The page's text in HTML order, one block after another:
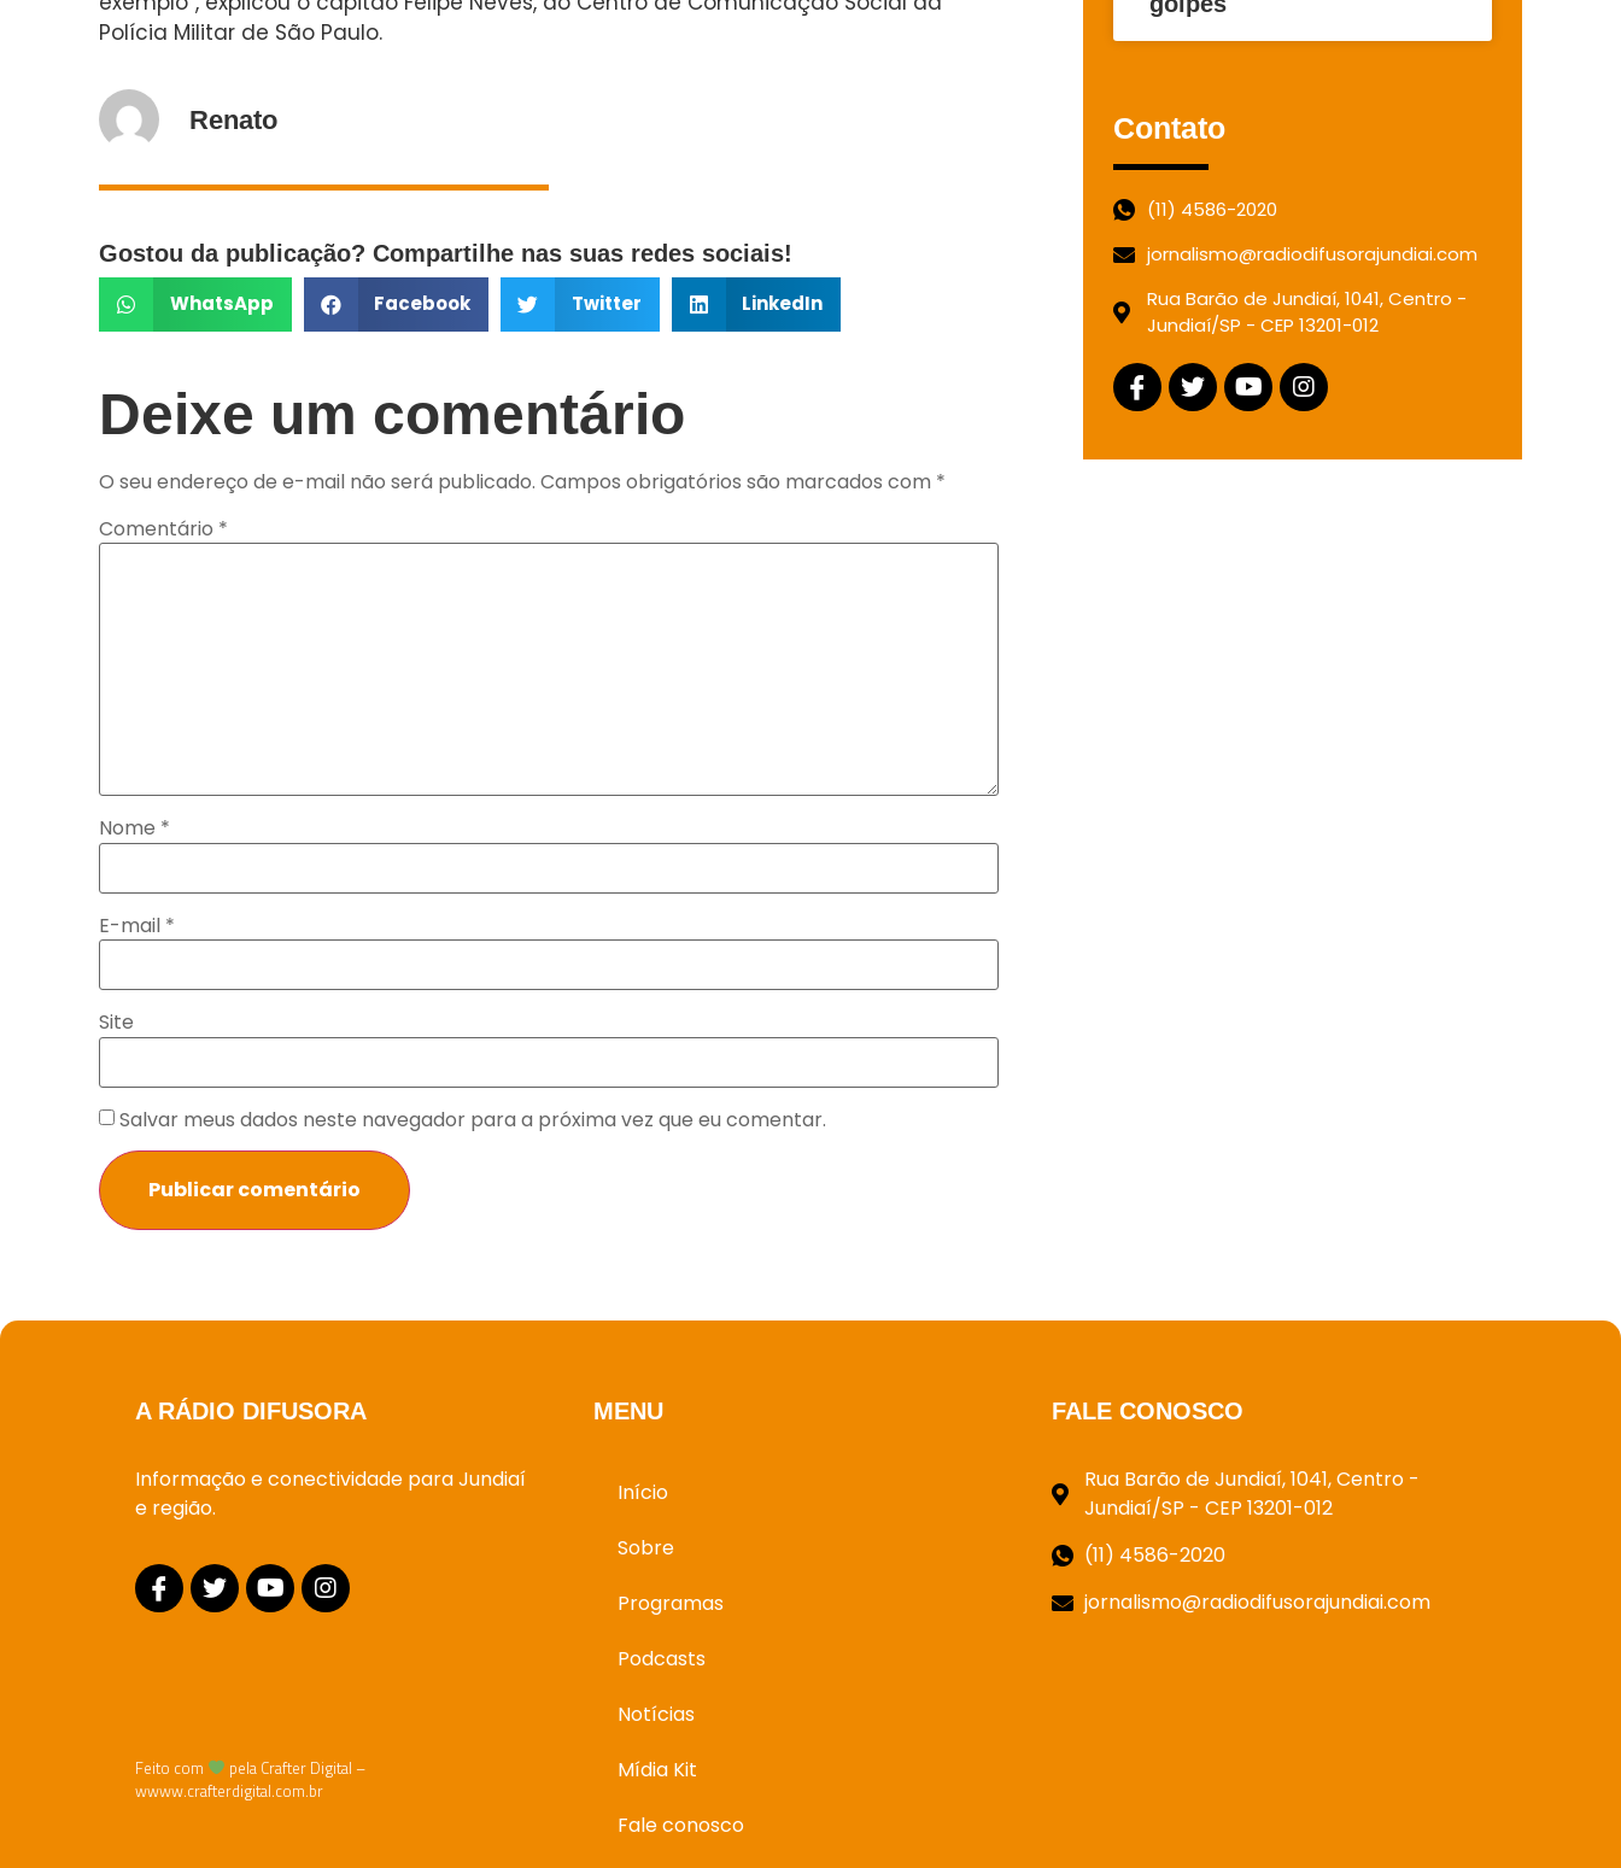
Polícia Militar de São Paulo.
Renato
Gostou da publicação? Compartilhe nas suas redes sociais!
WhatsApp Facebook Twitter LinkedIn
Deixe um comentário
O seu endereço de e-mail não será publicado. Campos obrigatórios são marcados com *
Comentário *
Nome *
E-mail *
Site
Salvar meus dados neste navegador para a próxima vez que eu comentar.
Contato
(11) 4586-2020
jornalismo@radiodifusorajundiai.com
Rua Barão de Jundiaí, 1041, Centro -
Jundiaí/SP - CEP 13201-012
A RÁDIO DIFUSORA
Informação e conectividade para Jundiaí
e região.
Feito com
pela Crafter Digital –
wwww.crafterdigital.com.br
MENU
Início
Sobre
Programas
Podcasts
Notícias
Mídia Kit
Fale conosco
FALE CONOSCO
Rua Barão de Jundiaí, 1041, Centro -
Jundiaí/SP - CEP 13201-012
(11) 4586-2020
jornalismo@radiodifusorajundiai.com